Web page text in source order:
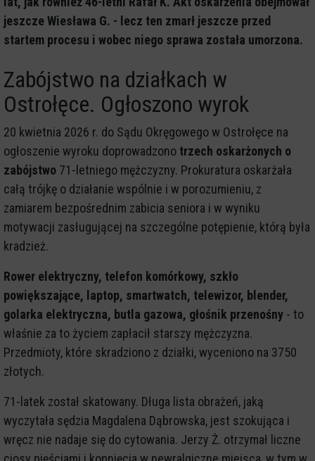
jeszcze Wiesława G. - lecz ten zmarł jeszcze przed
startem procesu i wobec niego sprawa została umorzona.
Zabójstwo na działkach w
Ostrołęce. Ogłoszono wyrok
20 kwietnia 2026 r. do Sądu Okręgowego w Ostrołęce na
ogłoszenie wyroku doprowadzono trzech oskarżonych o
zabójstwo 71-letniego mężczyzny. Prokuratura oskarżała
całą trójkę o działanie wspólnie i w porozumieniu, z
zamiarem bezpośrednim zabicia seniora i w wyniku
motywacji zasługującej na szczególne potępienie, którą była
kradzież.
Rower elektryczny, telefon komórkowy, szkło
powiększające, laptop, smartwatch, telewizor, blender,
golarka elektryczna, butla gazowa, głośnik przenośny - to
właśnie za to życiem zapłacił starszy mężczyzna.
Przedmioty, które skradziono z działki, wyceniono na 3750
złotych.
71-latek został skatowany. Długa lista obrażeń, jaką
wyczytała sędzia Magdalena Dąbrowska, jest szokująca i
wręcz nie nadaje się do cytowania. Jerzy Ż. otrzymał liczne